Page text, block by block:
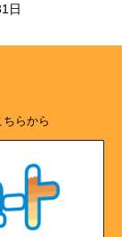
日
らから